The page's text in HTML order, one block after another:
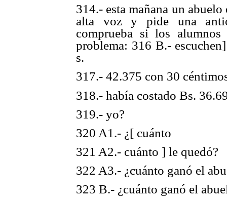
314.- esta mañana un
alta voz y pide una
comprueba si los
problema: 316 B.-
s.
317.- 42.375 con 30
318.- había costado Bs.
319.- yo?
320 A1.- ¿[ cuánto
321 A2.- cuánto ] le quedó?
322 A3.- ¿cuánto ganó el
323 B.- ¿cuánto ganó el